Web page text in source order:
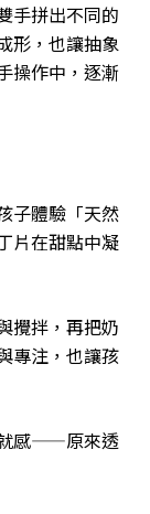
手拼出不同的
形，也讓抽象
操作中，逐漸
子體驗「天然
片在甜點中凝
攪拌，再把奶
專注，也讓孩
就感——原來透